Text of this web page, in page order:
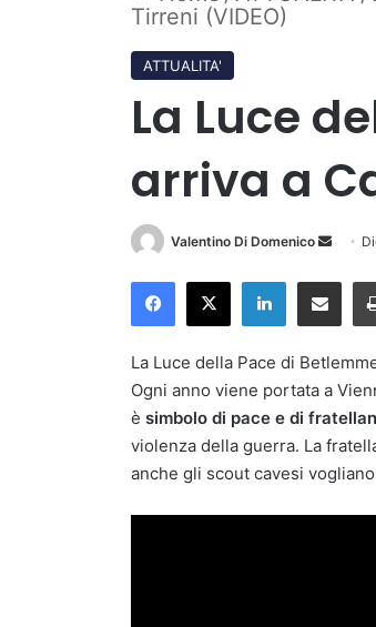
Tirreni (VIDEO)
ATTUALITA'
La Luce
arriva a
Valentino Di Domenico
Invia
Facebook
X LinkedIn
Condividi
La Luce della Pace di
Ogni anno viene portata a
è simbolo di pace e di
violenza della guerra. La
anche gli scout cavesi